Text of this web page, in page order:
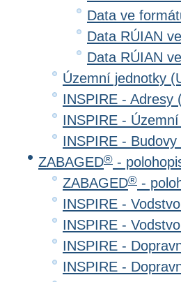
Data ve
Data RÚIAN
Data RÚIAN
Územní jednotky
INSPIRE - Adresy
INSPIRE -
INSPIRE - Budovy
ZABAGED® -
ZABAGED® -
INSPIRE -
INSPIRE -
INSPIRE -
INSPIRE -